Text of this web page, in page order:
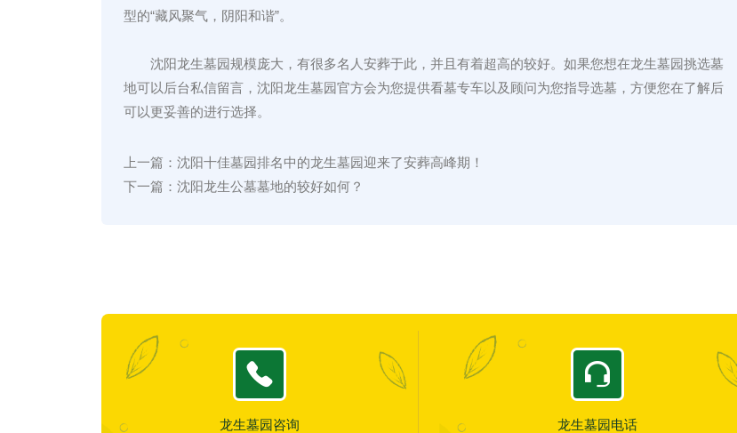
型的“藏风聚气，阴阳和谐”。
沈阳龙生墓园规模庞大，有很多名人安葬于此，并且有着超高的较好。如果您想在龙生墓园挑选墓
地可以后台私信留言，沈阳龙生墓园官方会为您提供看墓专车以及顾问为您指导选墓，方便您在了解后
可以更妥善的进行选择。
上一篇： 沈阳十佳墓园排名中的龙生墓园迎来了安葬高峰期！
下一篇： 沈阳龙生公墓墓地的较好如何？
龙生墓园咨询 龙生墓园电话